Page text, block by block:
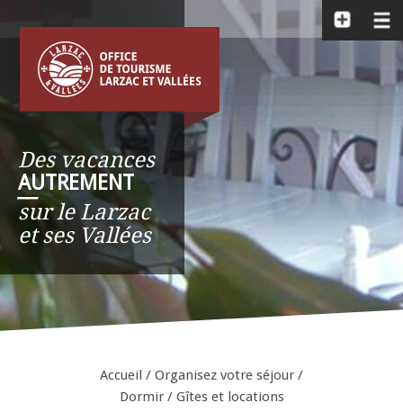
Des vacances
AUTREMENT
__
sur le Larzac
et ses Vallées
Accueil / Organisez votre séjour /
Dormir/ Gîtes et locations